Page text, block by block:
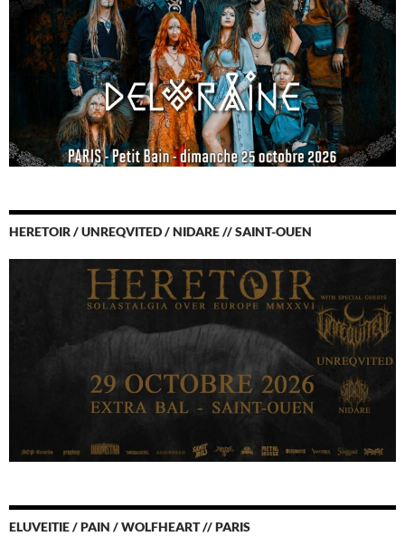
HERETOIR / UNREQVITED / NIDARE // SAINT-OUEN
ELUVEITIE / PAIN / WOLFHEART // PARIS